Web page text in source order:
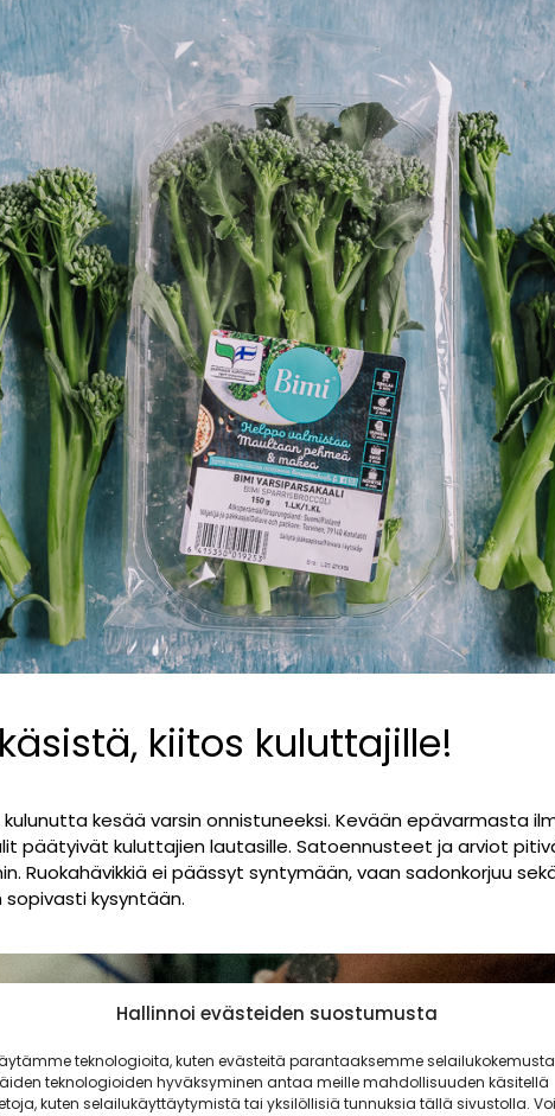
Hallinnoi evästeiden suostumusta
teknologioita, kuten evästeitä parantaaksemme
teknologioiden hyväksyminen antaa meille mahdollisuuden käsitellä
kuten selailukäyttäytymistä tai yksilöllisiä tunnuksia tällä sivustolla.
kiitos kuluttajille!
kulunutta kesää varsin onnistuneeksi. Kevään epävarmasta
päätyivät kuluttajien lautasille. Satoennusteet ja arviot
Ruokahävikkiä ei päässyt syntymään, vaan sadonkorjuu
kysyntään.